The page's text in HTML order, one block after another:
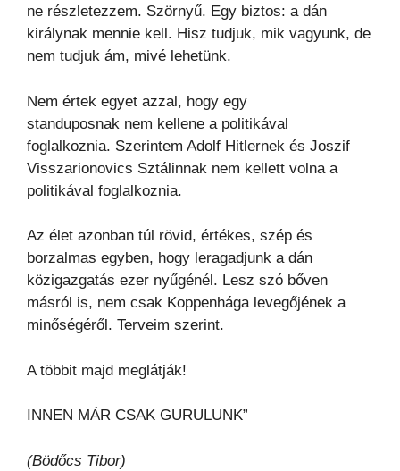
ne részletezzem. Szörnyű. Egy biztos: a dán
királynak mennie kell. Hisz tudjuk, mik vagyunk, de
nem tudjuk ám, mivé lehetünk.
Nem értek egyet azzal, hogy egy
standuposnak nem kellene a politikával
foglalkoznia. Szerintem Adolf Hitlernek és Joszif
Visszarionovics Sztálinnak nem kellett volna a
politikával foglalkoznia.
Az élet azonban túl rövid, értékes, szép és
borzalmas egyben, hogy leragadjunk a dán
közigazgatás ezer nyűgénél. Lesz szó bőven
másról is, nem csak Koppenhága levegőjének a
minőségéről. Terveim szerint.
A többit majd meglátják!
INNEN MÁR CSAK GURULUNK”
(Bödőcs Tibor)